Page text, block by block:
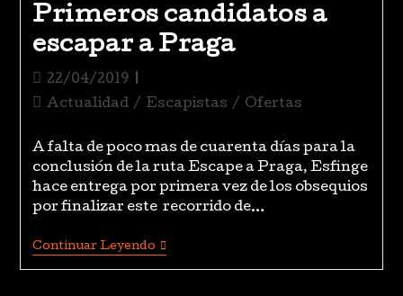
Primeros candidatos a
escapar a Praga
22/04/2019
Actualidad / Escapistas / Ofertas
A falta de poco mas de cuarenta días para la
conclusión de la ruta Escape a Praga, Esfinge
hace entrega por primera vez de los obsequios
por finalizar este recorrido de…
Continuar Leyendo